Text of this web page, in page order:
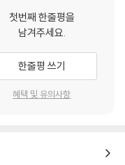
큰 비중을 차지한다. 사계
와 꽃, 동물들에 이르기까
해 경의를 표한다. 작품
이기도 하다. 숲을 스치는
을 비롯한 염소, 말, 망아
첫번째 한줄평을
남겨주세요.
한줄평 쓰기
혜택 및 유의사항